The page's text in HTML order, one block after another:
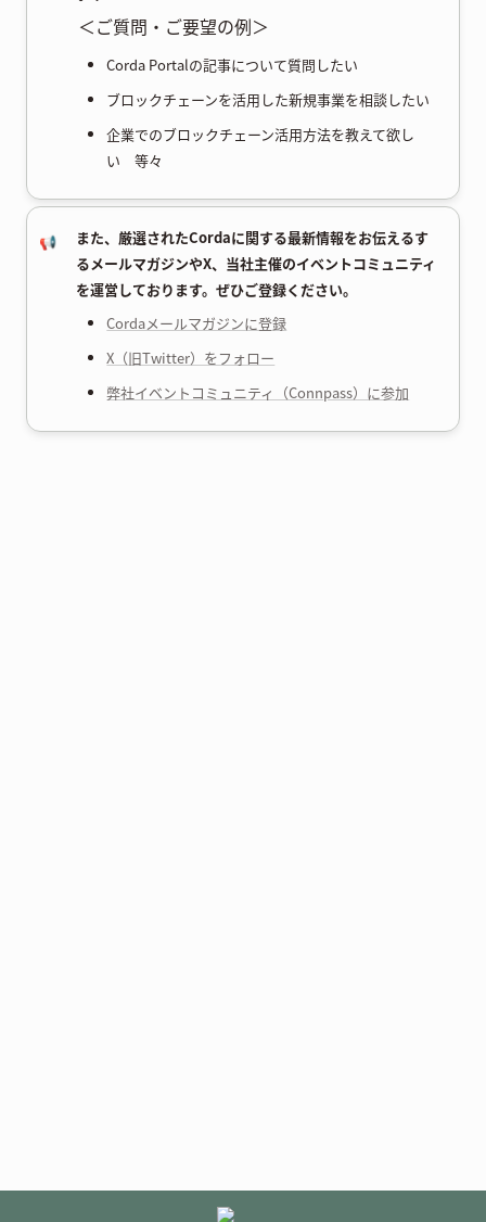
＜ご質問・ご要望の例＞
Corda Portalの記事について質問したい
ブロックチェーンを活用した新規事業を相談したい
企業でのブロックチェーン活用方法を教えて欲し
い 等々
📢
また、厳選されたCordaに関する最新情報をお伝えるす
るメールマガジンやX、当社主催のイベントコミュニティ
を運営しております。ぜひご登録ください。
Cordaメールマガジンに登録
X（旧Twitter）をフォロー
弊社イベントコミュニティ（Connpass）に参加